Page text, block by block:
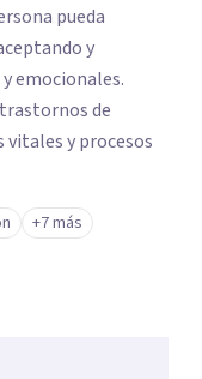
pueda
y
emocionales.
de
vitales y procesos
+7 más